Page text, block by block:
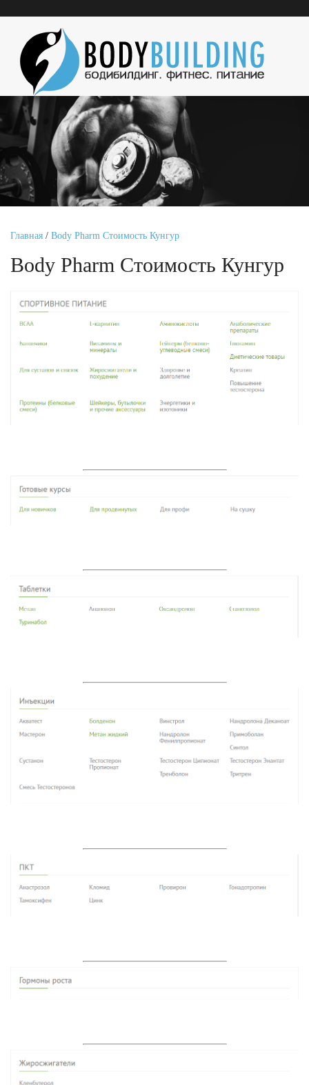
Главная / Body Pharm Стоимость Кунгур
Body Pharm Стоимость Кунгур